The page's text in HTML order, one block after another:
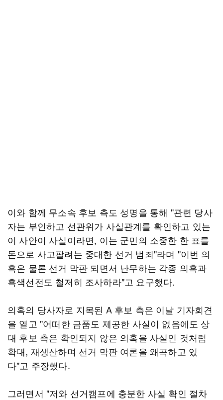
이와 함께 무소속 후보 측도 성명을 통해 "관련 당사
자는 부인하고 선관위가 사실관계를 확인하고 있는
이 사안이 사실이라면, 이는 군민의 소중한 한 표를
돈으로 사고팔려는 중대한 선거 범죄"라며 "이번 의
혹은 물론 선거 막판 되면서 난무하는 각종 의혹과
흑색선전도 철저히 조사하라"고 요구했다.
의혹의 당사자로 지목된 A 후보 측은 이날 기자회견
을 열고 "어떠한 금품도 제공한 사실이 없음에도 상
대 후보 측은 확인되지 않은 의혹을 사실인 것처럼
확대, 재생산하며 선거 막판 여론을 왜곡하고 있
다"고 주장했다.
그러면서 "저와 선거캠프에 충분한 사실 확인 절차